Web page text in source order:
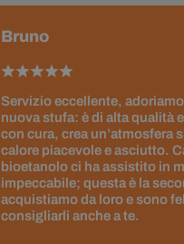
Bruno
Servizio eccellente,
nuova stufa: è di alta qualità
con cura, crea un’atmosfera
calore piacevole e asciutto.
bioetanolo ci ha assistito in
impeccabile; questa è la
acquistiamo da loro e sono
consigliarli anche a te.